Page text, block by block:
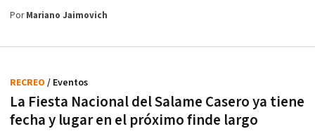
PorMariano Jaimovich
La Fiesta Nacional del Salame Casero ya tiene
fecha y lugar en el próximo finde largo
RECREO / Eventos